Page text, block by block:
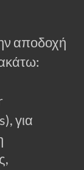
αποδοχή
για